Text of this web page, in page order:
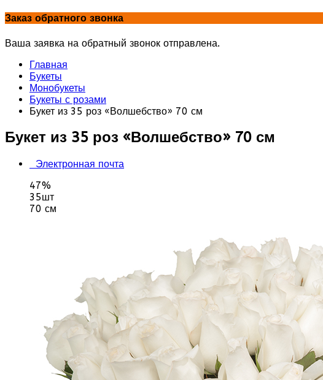
Заказ обратного звонка
Ваша заявка на обратный звонок отправлена.
Главная
Букеты
Монобукеты
Букеты с розами
Букет из 35 роз «Волшебство» 70 см
Букет из 35 роз «Волшебство» 70 см
Электронная почта
47%
35шт
70 см